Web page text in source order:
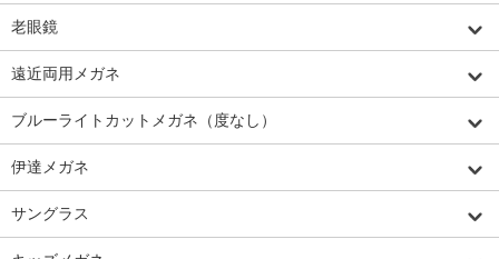
老眼鏡
遠近両用メガネ
ブルーライトカットメガネ（度なし）
伊達メガネ
サングラス